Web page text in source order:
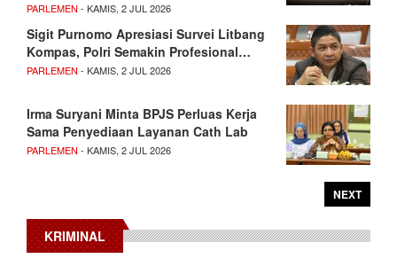
PARLEMEN - KAMIS, 2 JUL 2026
Sigit Purnomo Apresiasi Survei Litbang
Kompas, Polri Semakin Profesional…
PARLEMEN - KAMIS, 2 JUL 2026
Irma Suryani Minta BPJS Perluas Kerja
Sama Penyediaan Layanan Cath Lab
PARLEMEN - KAMIS, 2 JUL 2026
NEXT
KRIMINAL